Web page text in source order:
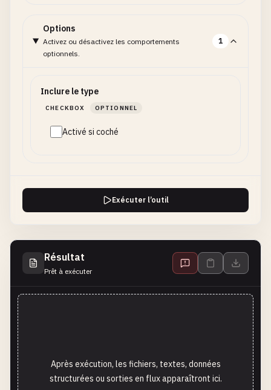
Options
Activez ou désactivez les comportements
optionnels.
1
Inclure le type
CHECKBOX OPTIONNEL
Activé si coché
Exécuter l’outil
Résultat
Prêt à exécuter
Après exécution, les fichiers, textes, données
structurées ou sorties en flux apparaîtront ici.